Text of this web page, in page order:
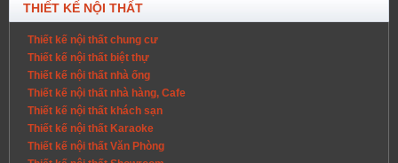
THIẾT KẾ NỘI THẤT
Thiết kế nội thất chung cư
Thiết kế nội thất biệt thự
Thiết kế nội thất nhà ống
Thiết kế nội thất nhà hàng, Cafe
Thiết kế nội thất khách sạn
Thiết kế nội thất Karaoke
Thiết kế nội thất Văn Phòng